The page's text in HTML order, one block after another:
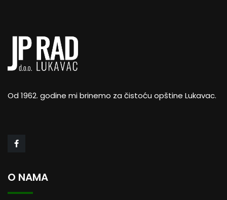
Od 1962. godine mi brinemo za čistoću opštine Lukavac.
O NAMA